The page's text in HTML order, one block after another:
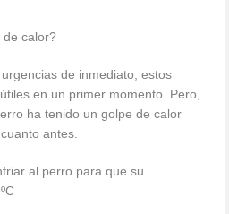
de calor?
de inmediato, estos
en un primer momento. Pero,
ha tenido un golpe de calor
antes.
al perro para que su